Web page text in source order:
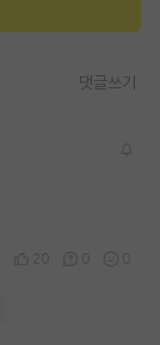
댓글쓰기